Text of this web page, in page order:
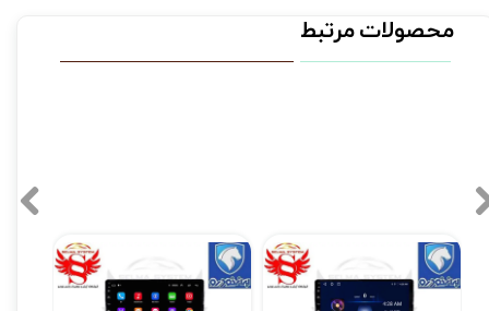
محصولات مرتبط
مانیتور اندروید دنا و دنا پلاس فابریک سری 116
۱۱,۹۰۰,۰۰۰ تومان
مانیتور فابریک اندروید خودروی دنا و دنا پلاس برند ویستا VISTA مدل TSX-2032
۱۹,۹۰۰,۰۰۰ تومان